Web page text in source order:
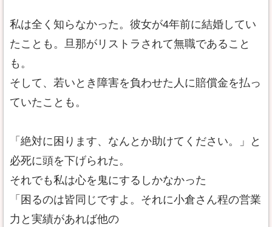
私は全く知らなかった。彼女が4年前に結婚してい
たことも。旦那がリストラされて無職であること
も。
そして、若いとき障害を負わせた人に賠償金を払っ
ていたことも。
「絶対に困ります、なんとか助けてください。」と
必死に頭を下げられた。
それでも私は心を鬼にするしかなかった
「困るのは皆同じですよ。それに小倉さん程の営業
力と実績があれば他の